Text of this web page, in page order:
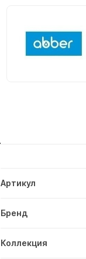
Артикул
Бренд
Коллекция